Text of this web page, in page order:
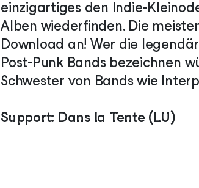
einzigartiges den Indie-
Alben wiederfinden. Die
Download an! Wer die
Post-Punk Bands bezeichnen
Schwester von Bands wie
Support: Dans la Tente (LU)